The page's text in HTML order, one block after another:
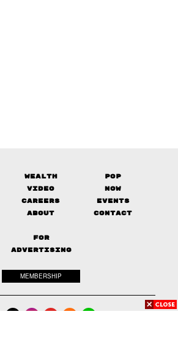
Wealth
Pop
Video
Now
Careers
Events
About Contact
FOR
ADVERTISING
MEMBERSHIP